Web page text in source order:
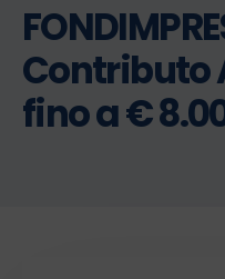
Contributo
fino a €